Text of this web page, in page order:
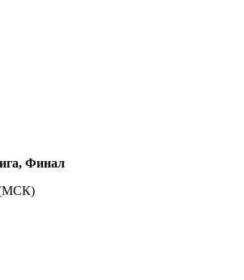
Финал
(МСК)